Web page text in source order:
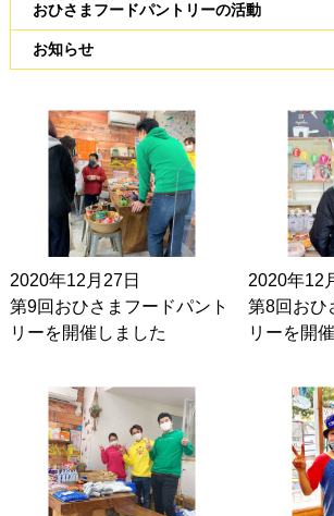
おひさまフードパントリーの活動
お知らせ
2020年12月27日
第9回おひさまフードパント
リーを開催しました
2020年12
第8回おひ
リーを開